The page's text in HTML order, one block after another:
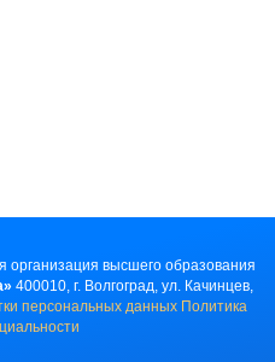
организация высшего образования
400010, г. Волгоград, ул. Качинцев,
персональных данных Политика